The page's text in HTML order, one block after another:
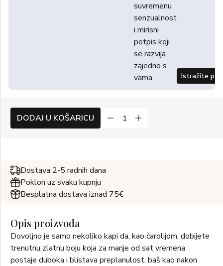
suvremenu
senzualnost
i mirisni
potpis koji
se razvija
zajedno s
vama.
Istražite
DODAJ U KOŠARICU
Dostava 2-5 radnih dana
Poklon uz svaku kupnju
Besplatna dostava iznad 75€
Opis proizvoda
Dovoljno je samo nekoliko kapi da, kao čarolijom, dobijete
trenutnu zlatnu boju koja za manje od sat vremena
postaje duboka i blistava preplanulost, baš kao nakon